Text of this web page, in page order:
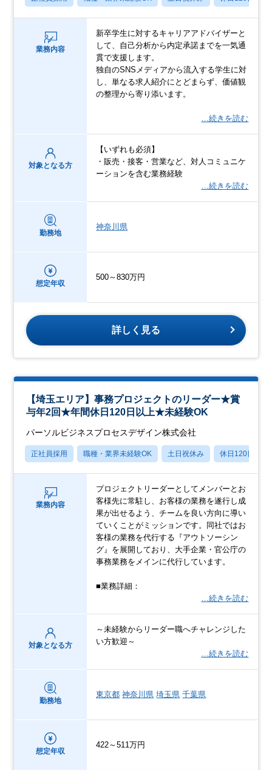
業務内容
新卒学生に対するキャリアアドバイザーと
して、自己分析から内定承諾までを一気通
貫で支援します。
独自のSNSメディアから流入する学生に対
し、単なる求人紹介にとどまらず、価値観
の整理から寄り添います。
…続きを読む
対象となる方
【いずれも必須】
・販売・接客・営業など、対人コミュニケ
ーションを含む業務経験
…続きを読む
勤務地
神奈川県
想定年収
500～830万円
詳しく見る
【埼玉エリア】事務プロジェクトのリーダー★賞
与年2回★年間休日120日以上★未経験OK
パーソルビジネスプロセスデザイン株式会社
正社員採用 職種・業界未経験OK 土日祝休み 休日120日以上
業務内容
プロジェクトリーダーとしてメンバーとお
客様先に常駐し、お客様の業務を遂行し成
果が出せるよう、チームを良い方向に導い
ていくことがミッションです。同社ではお
客様の業務を代行する『アウトソーシン
グ』を展開しており、大手企業・官公庁の
事務業務をメインに代行しています。
■業務詳細：
…続きを読む
対象となる方
～未経験からリーダー職へチャレンジした
い方歓迎～
…続きを読む
勤務地
東京都 神奈川県 埼玉県 千葉県
想定年収
422～511万円